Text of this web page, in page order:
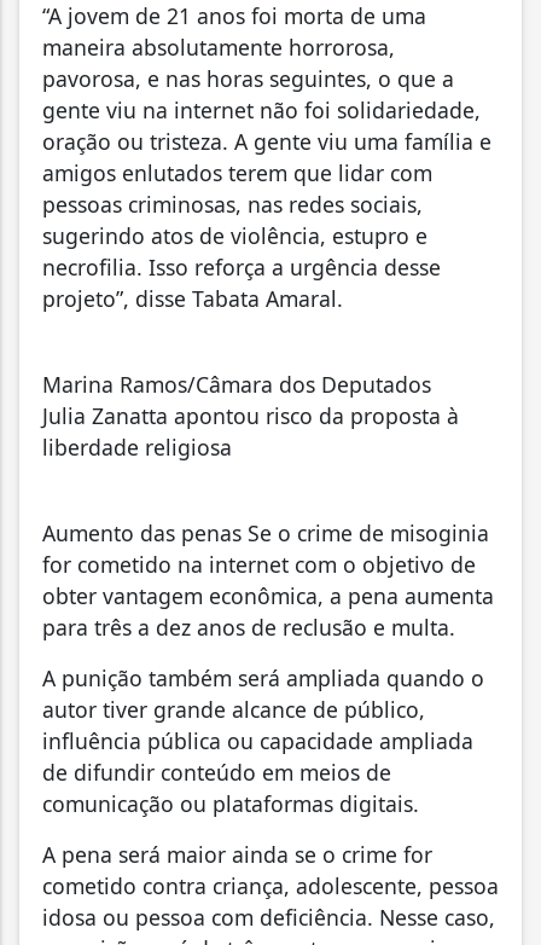
“A jovem de 21 anos foi morta de uma
maneira absolutamente horrorosa,
pavorosa, e nas horas seguintes, o que a
gente viu na internet não foi solidariedade,
oração ou tristeza. A gente viu uma família e
amigos enlutados terem que lidar com
pessoas criminosas, nas redes sociais,
sugerindo atos de violência, estupro e
necrofilia. Isso reforça a urgência desse
projeto”, disse Tabata Amaral.
Marina Ramos/Câmara dos Deputados
Julia Zanatta apontou risco da proposta à
liberdade religiosa
Aumento das penas Se o crime de misoginia
for cometido na internet com o objetivo de
obter vantagem econômica, a pena aumenta
para três a dez anos de reclusão e multa.
A punição também será ampliada quando o
autor tiver grande alcance de público,
influência pública ou capacidade ampliada
de difundir conteúdo em meios de
comunicação ou plataformas digitais.
A pena será maior ainda se o crime for
cometido contra criança, adolescente, pessoa
idosa ou pessoa com deficiência. Nesse caso,